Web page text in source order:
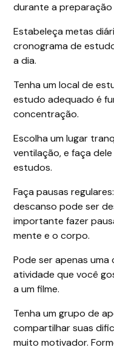
durante a
Estabeleça metas
cronograma de
a dia.
Tenha um local de
estudo adequado é
concentração.
Escolha um lugar
ventilação, e faça
estudos.
Faça pausas
descanso pode ser
importante fazer
mente e o corpo.
Pode ser apenas uma
atividade que você
a um filme.
Tenha um grupo de
compartilhar suas
muito motivador.